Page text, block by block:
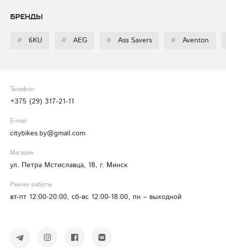
Бренды
# 6KU # AEG # Ass Savers # Aventon
Телефон
+375 (29) 317-21-11
E-mail
citybikes.by@gmail.com
Магазин
ул. Петра Мстиславца, 18, г. Минск
Режим работы
вт-пт 12:00-20:00, сб-вс 12:00-18:00, пн – выходной